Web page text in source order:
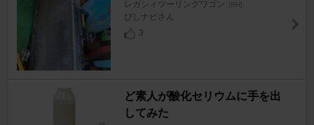
レガシィツーリングワゴン
ぴしナビさん
3
ど素人が酸化セリウムに手を出
してみた